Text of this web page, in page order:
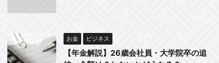
お金 ビジネス
【年金解説】26歳会社員・大学院卒の追